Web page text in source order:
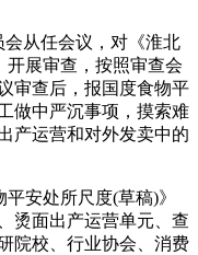
从任会议，对《淮北
开展审查，按照审查会
审查后，报国度食物平
做中严沉事项，摸索难
产运营和对外发卖中的
安处所尺度(草稿)》
烫面出产运营单元、查
院校、行业协会、消费